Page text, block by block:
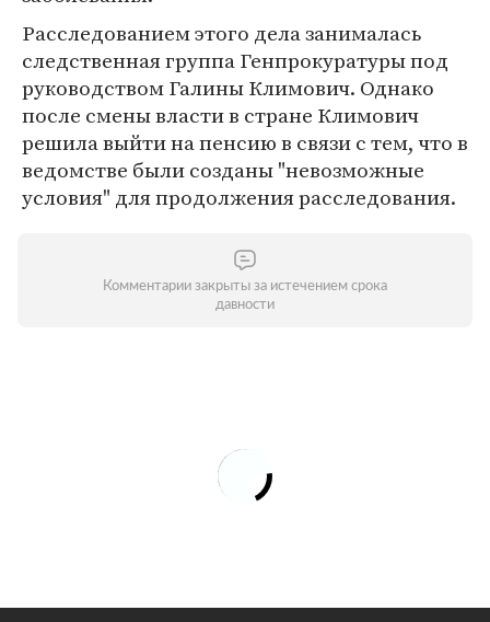
Расследованием этого дела занималась
следственная группа Генпрокуратуры под
руководством Галины Климович. Однако
после смены власти в стране Климович
решила выйти на пенсию в связи с тем, что в
ведомстве были созданы "невозможные
условия" для продолжения расследования.
Комментарии закрыты за истечением срока
давности